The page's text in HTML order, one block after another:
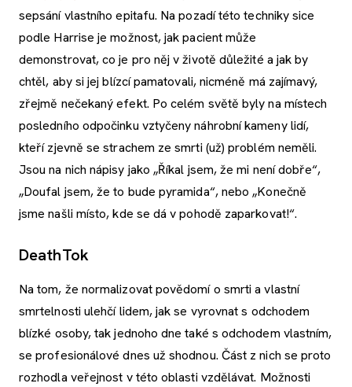
sepsání vlastního epitafu. Na pozadí této techniky sice
podle Harrise je možnost, jak pacient může
demonstrovat, co je pro něj v životě důležité a jak by
chtěl, aby si jej blízcí pamatovali, nicméně má zajímavý,
zřejmě nečekaný efekt. Po celém světě byly na místech
posledního odpočinku vztyčeny náhrobní kameny lidí,
kteří zjevně se strachem ze smrti (už) problém neměli.
Jsou na nich nápisy jako „Říkal jsem, že mi není dobře“,
„Doufal jsem, že to bude pyramida“, nebo „Konečně
jsme našli místo, kde se dá v pohodě zaparkovat!“.
DeathTok
Na tom, že normalizovat povědomí o smrti a vlastní
smrtelnosti ulehčí lidem, jak se vyrovnat s odchodem
blízké osoby, tak jednoho dne také s odchodem vlastním,
se profesionálové dnes už shodnou. Část z nich se proto
rozhodla veřejnost v této oblasti vzdělávat. Možnosti